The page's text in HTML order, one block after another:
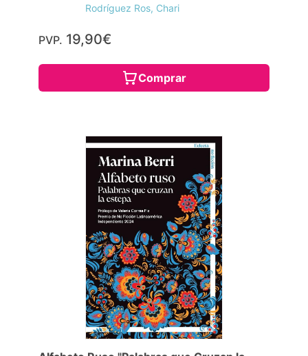
Rodríguez Ros, Chari
PVP. 19,90€
Comprar